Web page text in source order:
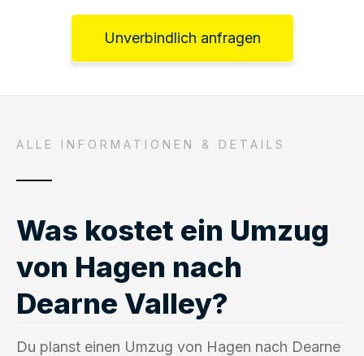
Unverbindlich anfragen
ALLE INFORMATIONEN & DETAILS
Was kostet ein Umzug
von Hagen nach
Dearne Valley?
Du planst einen Umzug von Hagen nach Dearne